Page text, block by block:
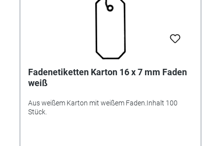
Fadenetiketten Karton 16 x 7 mm Faden
weiß
Aus weißem Karton mit weißem Faden.Inhalt 100
Stück.